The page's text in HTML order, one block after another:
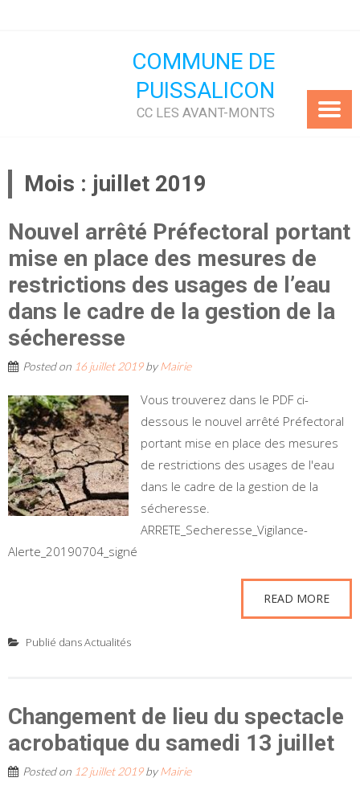
COMMUNE DE
PUISSALICON
CC LES AVANT-MONTS
Mois : juillet 2019
Nouvel arrêté Préfectoral portant
mise en place des mesures de
restrictions des usages de l’eau
dans le cadre de la gestion de la
sécheresse
Posted on 16 juillet 2019byMairie
Vous trouverez dans le PDF ci-
dessous le nouvel arrêté Préfectoral
portant mise en place des mesures
de restrictions des usages de l'eau
dans le cadre de la gestion de la
sécheresse.
ARRETE_Secheresse_Vigilance-
Alerte_20190704_signé
READ MORE
Publié dansActualités
Changement de lieu du spectacle
acrobatique du samedi 13 juillet
Posted on 12 juillet 2019byMairie